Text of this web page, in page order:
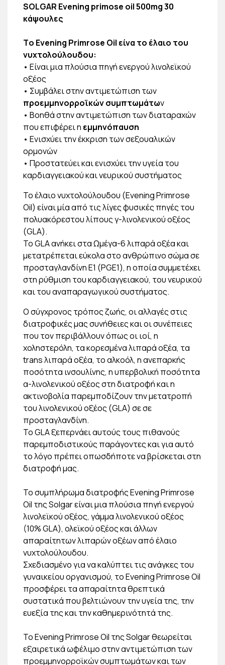
SOLGAR Evening primose oil 500mg 30
κάψουλες
Τo Evening Primrose Oil είνα το έλαιο του
νυχτολούλουδου:
• Eίναι μια πλούσια πηγή ενεργού λινολεϊκού
οξέος
• Συμβάλει στην αντιμετώπιση των
προεμμηνορροϊκών συμπτωμάτων
• Βοηθά στην αντιμετώπιση των διαταραχών
που επιφέρει η εμμηνόπαυση
• Ενισχύει την έκκριση των σεξουαλικών
ορμονών
• Προστατεύει και ενισχύει την υγεία του
καρδιαγγειακού και νευρικού συστήματος
Το έλαιο νυχτολούλουδου (Evening Primrose
Oil) είναι μία από τις λίγες φυσικές πηγές του
πολυακόρεστου λίπους γ-λινολενικού οξέος
(GLA).
Το GLA ανήκει στα Ωμέγα-6 λιπαρά οξέα και
μετατρέπεται εύκολα στο ανθρώπινο σώμα σε
προσταγλανδίνη Ε1 (PGE1), η οποία συμμετέχει
στη ρύθμιση του καρδιαγγειακού, του νευρικού
και του αναπαραγωγικού συστήματος.
Ο σύγχρονος τρόπος ζωής, οι αλλαγές στις
διατροφικές μας συνήθειες και οι συνέπειες
που τον περιβάλλουν όπως οι ιοί, η
χοληστερόλη, τα κορεσμένα λιπαρά οξέα, τα
trans λιπαρά οξέα, το αλκοόλ, η ανεπαρκής
ποσότητα ινσουλίνης, η υπερβολική ποσότητα
α-λινολενικού οξέος στη διατροφή και η
ακτινοβολία παρεμποδίζουν την μετατροπή
του λινολενικού οξέος (GLA) σε σε
προσταγλανδίνη.
Το GLA ξεπερνάει αυτούς τους πιθανούς
παρεμποδιστικούς παράγοντες και για αυτό
το λόγο πρέπει οπωσδήποτε να βρίσκεται στη
διατροφή μας.
Το συμπλήρωμα διατροφής Evening Primrose
Oil της Solgar είναι μια πλούσια πηγή ενεργού
λινολεϊκού οξέος, γάμμα λινολενικού οξέος
(10% GLA), ολεϊκού οξέος και άλλων
απαραίτητων λιπαρών οξέων από έλαιο
νυχτολούλουδου.
Σχεδιασμένο για να καλύπτει τις ανάγκες του
γυναικείου οργανισμού, το Evening Primrose Oil
προσφέρει τα απαραίτητα θρεπτικά
συστατικά που βελτιώνουν την υγεία της, την
ευεξία της και την καθημερινότητά της.
Το Evening Primrose Oil της Solgar θεωρείται
εξαιρετικά ωφέλιμο στην αντιμετώπιση των
προεμμηνορροϊκών συμπτωμάτων και των